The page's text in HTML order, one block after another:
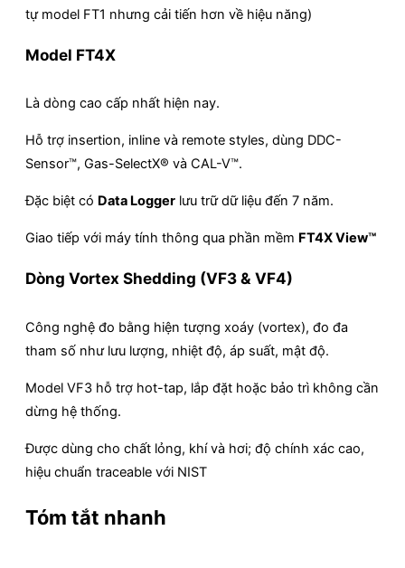
tự model FT1 nhưng cải tiến hơn về hiệu năng)
Model FT4X
Là dòng cao cấp nhất hiện nay.
Hỗ trợ insertion, inline và remote styles, dùng DDC-
Sensor™, Gas-SelectX® và CAL-V™.
Đặc biệt có Data Logger lưu trữ dữ liệu đến 7 năm.
Giao tiếp với máy tính thông qua phần mềm FT4X View™
Dòng Vortex Shedding (VF3 & VF4)
Công nghệ đo bằng hiện tượng xoáy (vortex), đo đa
tham số như lưu lượng, nhiệt độ, áp suất, mật độ.
Model VF3 hỗ trợ hot-tap, lắp đặt hoặc bảo trì không cần
dừng hệ thống.
Được dùng cho chất lỏng, khí và hơi; độ chính xác cao,
hiệu chuẩn traceable với NIST
Tóm tắt nhanh